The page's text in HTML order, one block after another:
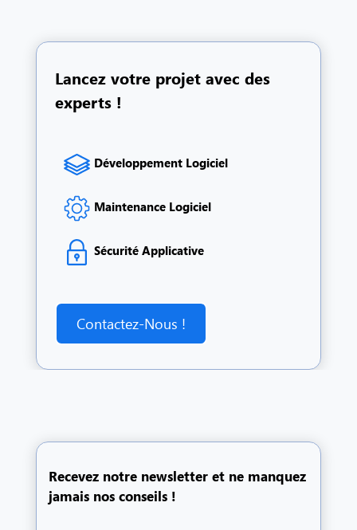
Lancez votre projet avec des
experts !
Développement Logiciel
Maintenance Logiciel
Sécurité Applicative
Contactez-Nous !
Recevez notre newsletter et ne manquez
jamais nos conseils !